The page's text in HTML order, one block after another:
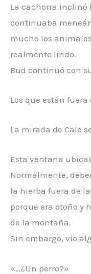
La cachorra inclinó
continuaba
mucho los
realmente lindo.
Bud continuó con
Los que están
La mirada de Cale
Esta ventana
Normalmente,
la hierba fuera de
porque era otoño y
de la montaña.
Sin embargo, vio
«…¿Un perro?»